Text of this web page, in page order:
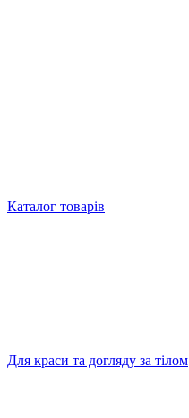
Каталог товарів
Для краси та догляду за тілом